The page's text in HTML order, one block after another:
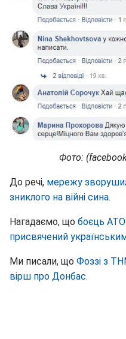
Фото:
До речі, мережу
зниклого на війні сина.
Нагадаємо, що боєць
присвячений
Ми писали, що Фоззі з
вірш про Донбас.